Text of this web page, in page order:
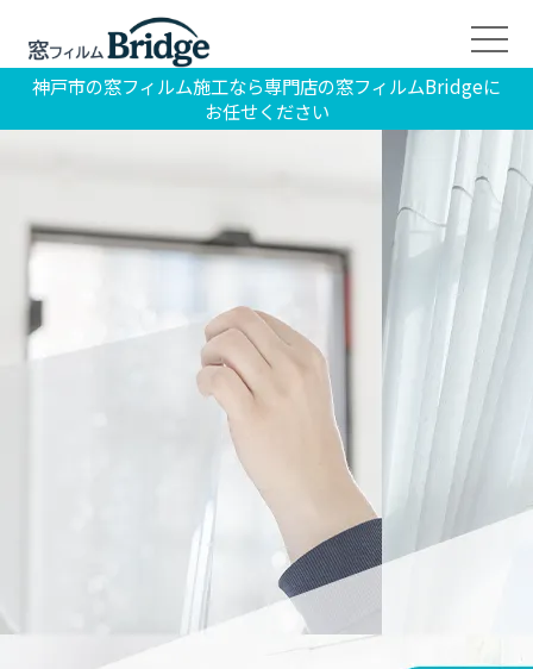
神戸市の窓フィルム施工なら専門店の窓フィルムBridgeに
お任せください